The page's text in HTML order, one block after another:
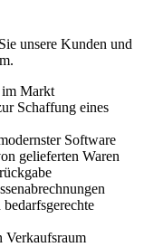
unsere Kunden und
im Markt
Schaffung eines
Software
gelieferten Waren
Verkaufsraum